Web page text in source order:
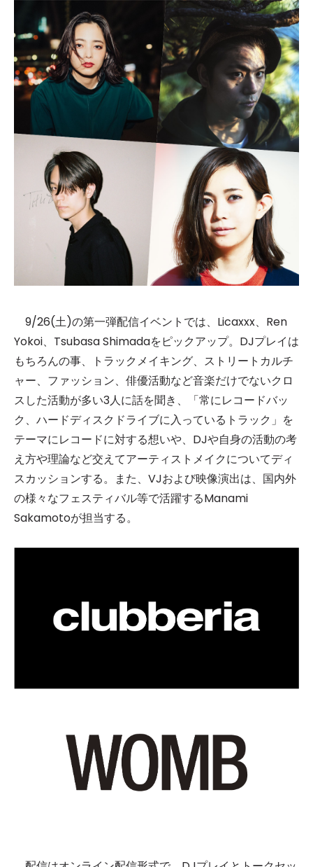
9/26(土)の第一弾配信イベントでは、Licaxxx、Ren
Yokoi、Tsubasa Shimadaをピックアップ。DJプレイは
もちろんの事、トラックメイキング、ストリートカルチ
ャー、ファッション、俳優活動など音楽だけでないクロ
スした活動が多い3人に話を聞き、「常にレコードバッ
ク、ハードディスクドライブに入っているトラック」を
テーマにレコードに対する想いや、DJや自身の活動の考
え方や理論など交えてアーティストメイクについてディ
スカッションする。また、VJおよび映像演出は、国内外
の様々なフェスティバル等で活躍するManami
Sakamotoが担当する。